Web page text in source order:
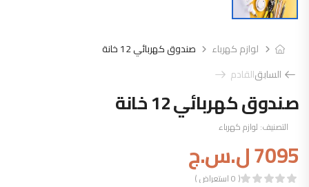
لوازم كهرباء
صندوق كهربائي 12 خانة
السابقالقادم
صندوق كهربائي 12 خانة
التصنيف: لوازم كهرباء
7095ل.س.ج
0من 5 ( 0 استعراض )